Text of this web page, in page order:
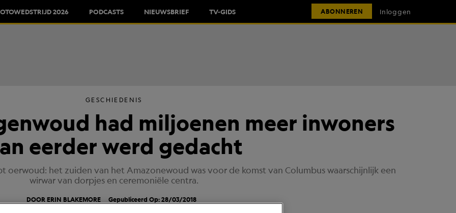
2026 PODCASTS NIEUWSBRIEF TV-GIDS ABONNEREN Inloggen
GESCHIEDENIS
had miljoenen meer inwoners
eerder werd gedacht
oerwoud: het zuiden van het Amazonewoud was voor de komst van Columbus waarschijnlijk een
wirwar van dorpjes en ceremoniële centra.
DOOR ERIN BLAKEMORE Gepubliceerd Op: 28/03/2018